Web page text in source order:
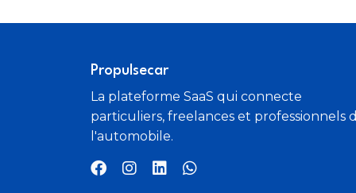
éclairage coffre
spots de lecture à l'AV et à l'AR ainsi que
à gants éclairée
les essuie-glaces AV sont activés
Propulsecar
La plateforme SaaS qui connecte
particuliers, freelances et professionnels
l'automobile.